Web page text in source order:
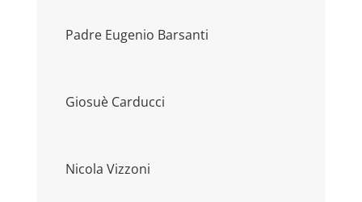
Padre Eugenio Barsanti
Giosuè Carducci
Nicola Vizzoni